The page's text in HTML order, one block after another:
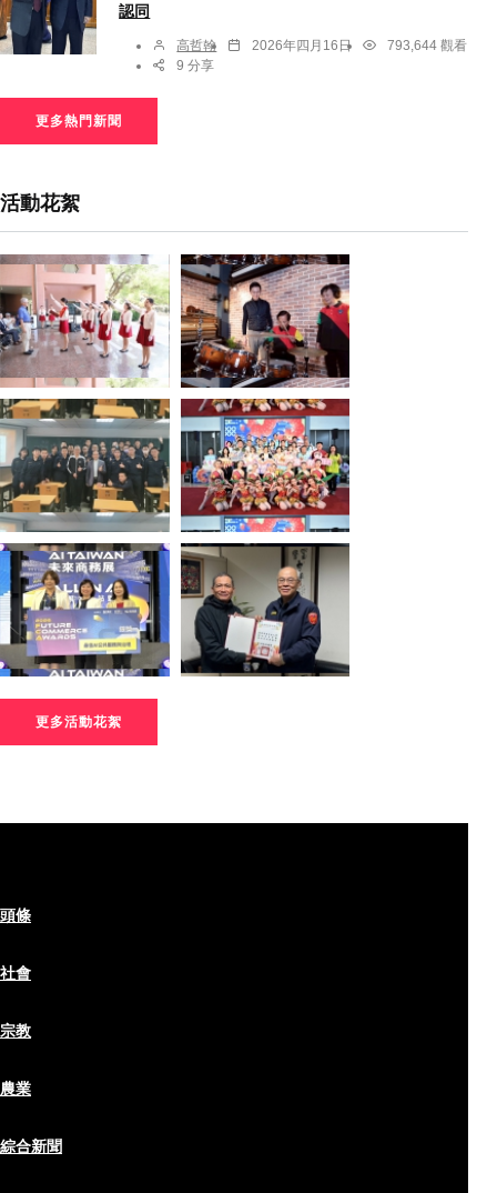
認同
高哲翰 2026年四月16日
793,644 觀看
9 分享
更多熱門新聞
活動花絮
更多活動花絮
頭條
社會
宗教
農業
綜合新聞